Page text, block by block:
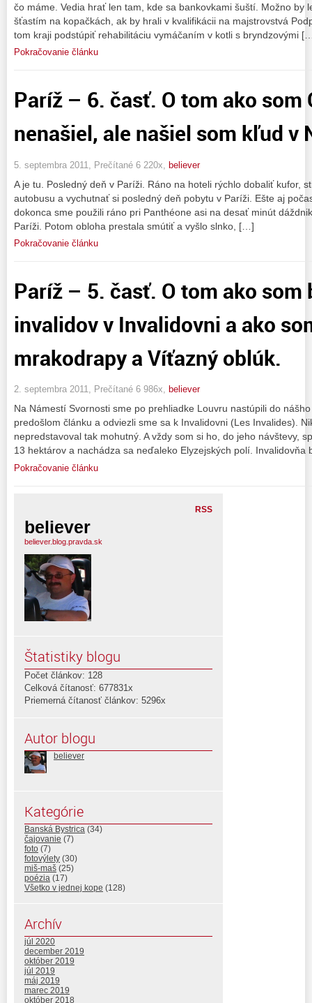
čo máme. Vedia hrať len tam, kde sa bankovkami šuští. Možno by
šťastím na kopačkách, ak by hrali v kvalifikácii na majstrovstvá
tom kraji podstúpiť rehabilitáciu vymáčaním v kotli s bryndzovými
Pokračovanie článku
Paríž – 6. časť. O tom ako som
nenašiel, ale našiel som kľud v
5. septembra 2011, Prečítané 6 220x, believer
A je tu. Posledný deň v Paríži. Ráno na hoteli rýchlo dobaliť kufor,
autobusu a vychutnať si posledný deň pobytu v Paríži. Ešte aj
dokonca sme použili ráno pri Panthéone asi na desať minút
Paríži. Potom obloha prestala smútiť a vyšlo slnko, […]
Pokračovanie článku
Paríž – 5. časť. O tom ako som
invalidov v Invalidovni a ako
mrakodrapy a Víťazný oblúk.
2. septembra 2011, Prečítané 6 986x, believer
Na Námestí Svornosti sme po prehliadke Louvru nastúpili do
predošlom článku a odviezli sme sa k Invalidovni (Les Invalides).
nepredstavoval tak mohutný. A vždy som si ho, do jeho návštevy,
13 hektárov a nachádza sa neďaleko Elyzejských polí.
Pokračovanie článku
RSS
believer
believer.blog.pravda.sk
Štatistiky blogu
Počet článkov: 128
Celková čítanosť: 677831x
Priemerná čítanosť článkov: 5296x
Autor blogu
believer
Kategórie
Banská Bystrica (34)
čajovanie (7)
foto (7)
fotovýlety (30)
miš-maš (25)
poézia (17)
Všetko v jednej kope (128)
Archív
júl 2020
december 2019
október 2019
júl 2019
máj 2019
marec 2019
október 2018